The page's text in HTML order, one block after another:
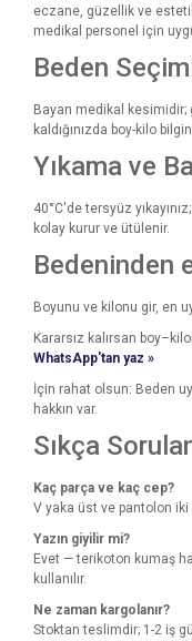
eczane, güzellik ve
medikal personel için
Beden
Bayan medikal
kaldığınızda boy-kilo
Yıkama ve
40°C'de tersyüz
kolay kurur ve ütülenir.
Bedeninden
Boyunu ve kilonu gir, en
Kararsız kalırsan
WhatsApp'tan yaz »
İçin rahat olsun: Beden
hakkın var.
Sıkça
Kaç parça ve kaç cep?
V yaka üst ve pantolon iki
Yazın giyilir mi?
Evet — terikoton kumaş
kullanılır.
Ne zaman kargolanır?
Stoktan teslimdir; 1-2 iş